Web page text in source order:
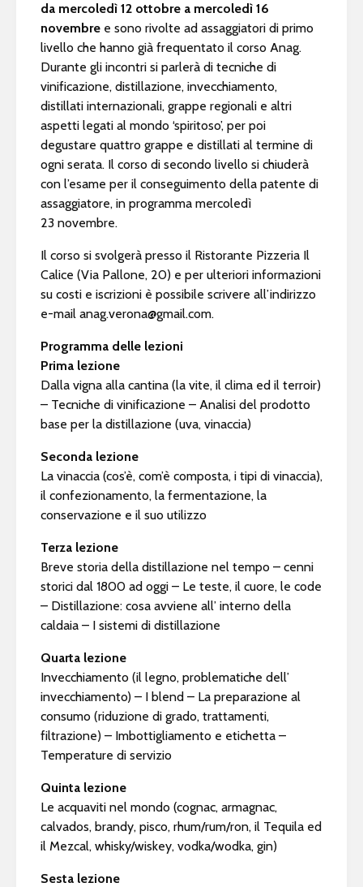
da mercoledì 12 ottobre a mercoledì 16
novembre e sono rivolte ad assaggiatori di primo
livello che hanno già frequentato il corso Anag.
Durante gli incontri si parlerà di tecniche di
vinificazione, distillazione, invecchiamento,
distillati internazionali, grappe regionali e altri
aspetti legati al mondo ‘spiritoso’, per poi
degustare quattro grappe e distillati al termine di
ogni serata. Il corso di secondo livello si chiuderà
con l’esame per il conseguimento della patente di
assaggiatore, in programma mercoledì
23 novembre.
Il corso si svolgerà presso il Ristorante Pizzeria Il
Calice (Via Pallone, 20) e per ulteriori informazioni
su costi e iscrizioni è possibile scrivere all’indirizzo
e-mail anag.verona@gmail.com.
Programma delle lezioni
Prima lezione
Dalla vigna alla cantina (la vite, il clima ed il terroir)
– Tecniche di vinificazione – Analisi del prodotto
base per la distillazione (uva, vinaccia)
Seconda lezione
La vinaccia (cos’è, com’è composta, i tipi di vinaccia),
il confezionamento, la fermentazione, la
conservazione e il suo utilizzo
Terza lezione
Breve storia della distillazione nel tempo – cenni
storici dal 1800 ad oggi – Le teste, il cuore, le code
– Distillazione: cosa avviene all’ interno della
caldaia – I sistemi di distillazione
Quarta lezione
Invecchiamento (il legno, problematiche dell’
invecchiamento) – I blend – La preparazione al
consumo (riduzione di grado, trattamenti,
filtrazione) – Imbottigliamento e etichetta –
Temperature di servizio
Quinta lezione
Le acquaviti nel mondo (cognac, armagnac,
calvados, brandy, pisco, rhum/rum/ron, il Tequila ed
il Mezcal, whisky/wiskey, vodka/wodka, gin)
Sesta lezione